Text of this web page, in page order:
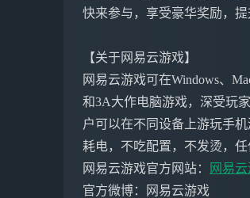
快来参与，享受豪华奖励，提
【关于网易云游戏】
网易云游戏可在Windows、
和3A大作电脑游戏，深受玩
户可以在不同设备上游玩手
耗电，不吃配置，不发烫，
网易云游戏官方网站：
网易
官方微博：网易云游戏